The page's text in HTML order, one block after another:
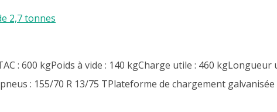
2,7 tonnes
: 600 kgPoids à vide : 140 kgCharge utile : 460
: 155/70 R 13/75 TPlateforme de chargement